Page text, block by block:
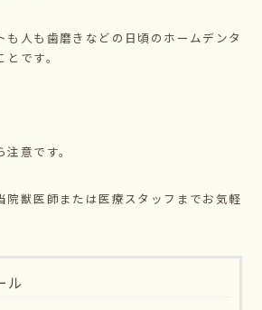
も人も歯磨きなどの日頃のホームデンタ
です。
意です。
院獣医師または医療スタッフまでお気軽
ル